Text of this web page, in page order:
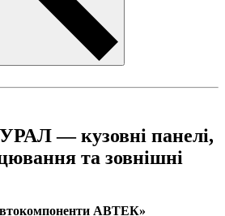
— кузовні панелі,
та зовнішні
АВТЕК»